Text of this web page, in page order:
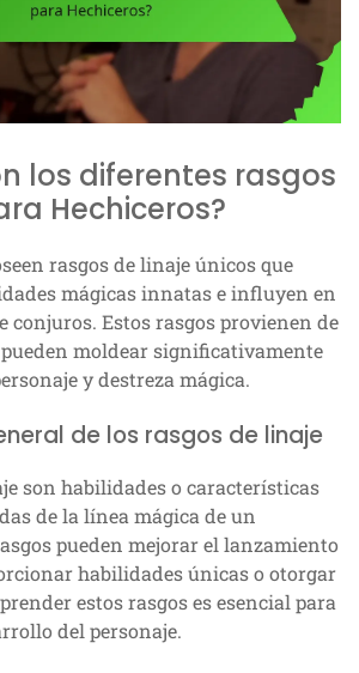
los diferentes rasgos
Hechiceros?
rasgos de linaje únicos que
mágicas innatas e influyen en
conjuros. Estos rasgos provienen de
moldear significativamente
y destreza mágica.
de los rasgos de linaje
son habilidades o características
de la línea mágica de un
pueden mejorar el lanzamiento
habilidades únicas o otorgar
estos rasgos es esencial para
del personaje.